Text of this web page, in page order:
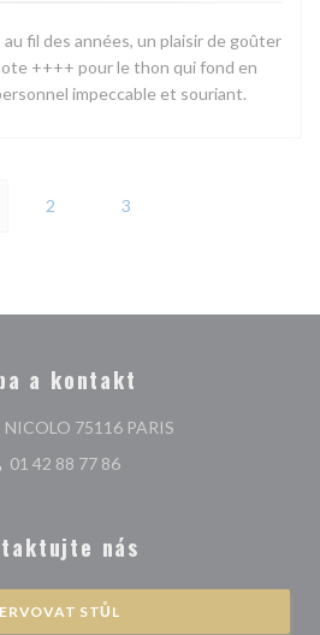
fil des années, un plaisir de goûter
++++ pour le thon qui fond en
impeccable et souriant.
2 3
a kontakt
NICOLO 75116 PARIS((otevře se v
01 42 88 77 86
nás
STŮL